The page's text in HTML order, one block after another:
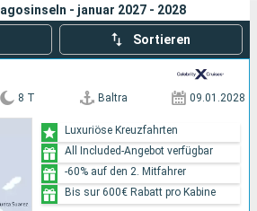
Suchen
- januar 2027 - 2028
Sortieren
8 T Baltra 09.01.2028
Luxuriöse Kreuzfahrten
All Included-Angebot verfügbar
-60% auf den 2. Mitfahrer
Bis sur 600€ Rabatt pro Kabine